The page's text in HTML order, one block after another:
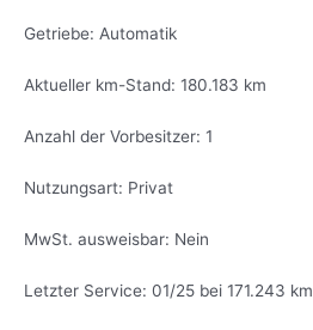
Getriebe: Automatik
Aktueller km-Stand: 180.183 km
Anzahl der Vorbesitzer: 1
Nutzungsart: Privat
MwSt. ausweisbar: Nein
Letzter Service: 01/25 bei 171.243 km